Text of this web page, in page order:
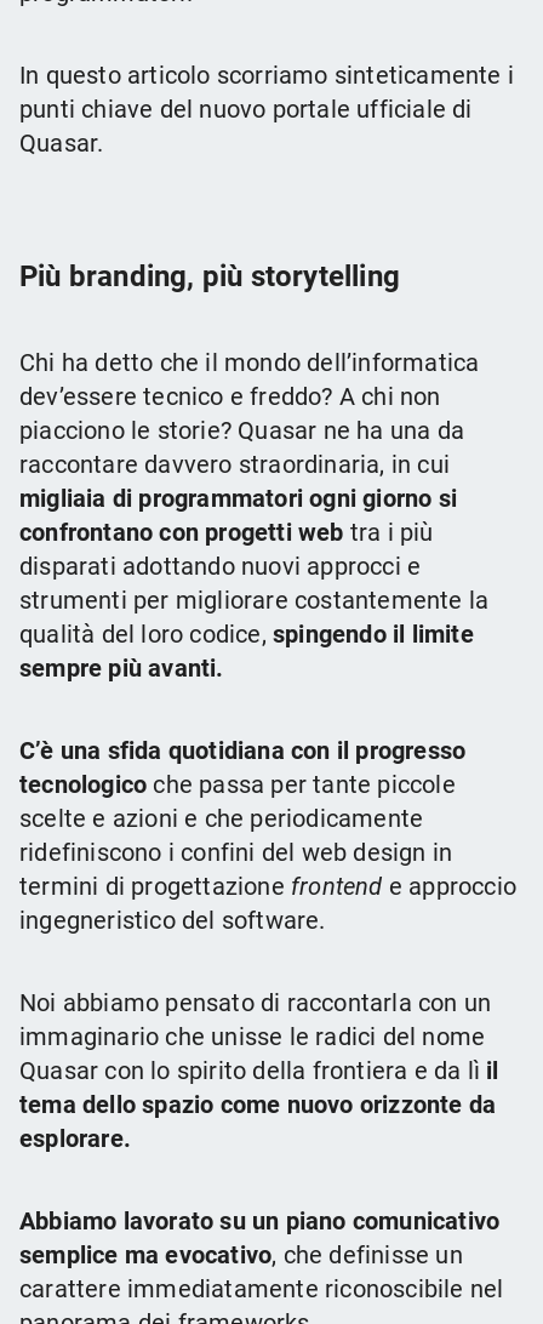
In questo articolo scorriamo sinteticamente i
punti chiave del nuovo portale ufficiale di
Quasar.
Più branding, più storytelling
Chi ha detto che il mondo dell’informatica
dev’essere tecnico e freddo? A chi non
piacciono le storie? Quasar ne ha una da
raccontare davvero straordinaria, in cui
migliaia di programmatori ogni giorno si
confrontano con progetti web tra i più
disparati adottando nuovi approcci e
strumenti per migliorare costantemente la
qualità del loro codice, spingendo il limite
sempre più avanti.
C’è una sfida quotidiana con il progresso
tecnologico che passa per tante piccole
scelte e azioni e che periodicamente
ridefiniscono i confini del web design in
termini di progettazione frontend e approccio
ingegneristico del software.
Noi abbiamo pensato di raccontarla con un
immaginario che unisse le radici del nome
Quasar con lo spirito della frontiera e da lì il
tema dello spazio come nuovo orizzonte da
esplorare.
Abbiamo lavorato su un piano comunicativo
semplice ma evocativo, che definisse un
carattere immediatamente riconoscibile nel